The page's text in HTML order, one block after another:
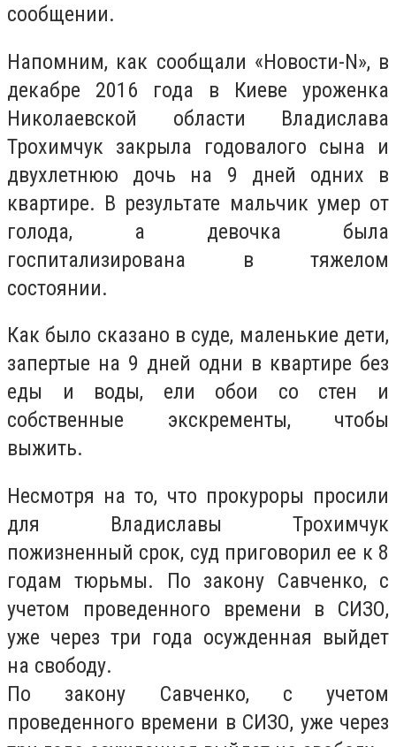
сообщении.
Напомним, как сообщали «Новости-N», в
декабре 2016 года в Киеве уроженка
Николаевской области Владислава
Трохимчук закрыла годовалого сына и
двухлетнюю дочь на 9 дней одних в
квартире. В результате мальчик умер от
голода, а девочка была
госпитализирована в тяжелом
состоянии.
Как было сказано в суде, маленькие дети,
запертые на 9 дней одни в квартире без
еды и воды, ели обои со стен и
собственные экскременты, чтобы
выжить.
Несмотря на то, что прокуроры просили
для Владиславы Трохимчук
пожизненный срок, суд приговорил ее к 8
годам тюрьмы. По закону Савченко, с
учетом проведенного времени в СИЗО,
уже через три года осужденная выйдет
на свободу.
По закону Савченко, с учетом
проведенного времени в СИЗО, уже через